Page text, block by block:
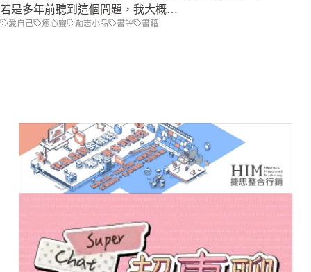
若是多年前聽到這個問題，我大概…
愛自己 癒心靈 勵志小品 書評 書籍